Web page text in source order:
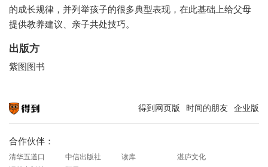
的成长规律，并列举孩子的很多典型表现，在此基础上给父母
提供教养建议、亲子共处技巧。
出版方
紫图图书
得到网页版 时间的朋友 企业版
合作伙伴：
清华五道口 中信出版社 读库
湛庐文化